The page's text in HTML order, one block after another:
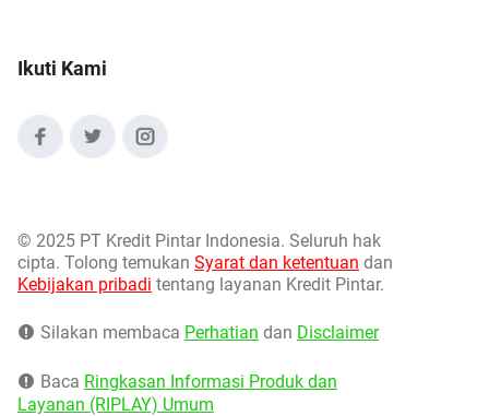
Ikuti Kami
© 2025 PT Kredit Pintar Indonesia. Seluruh hak
cipta. Tolong temukan Syarat dan ketentuan dan
Kebijakan pribadi tentang layanan Kredit Pintar.
Silakan membaca Perhatian dan Disclaimer
Baca Ringkasan Informasi Produk dan
Layanan (RIPLAY) Umum